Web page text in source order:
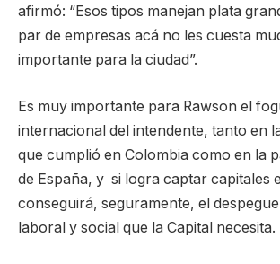
afirmó: “Esos tipos manejan plata
par de empresas acá no les cuesta
importante para la ciudad”.
Es muy importante para Rawson el
internacional del intendente, tanto en
que cumplió en Colombia como en la
de España, y si logra captar capitales
conseguirá, seguramente, el
laboral y social que la Capital necesita.